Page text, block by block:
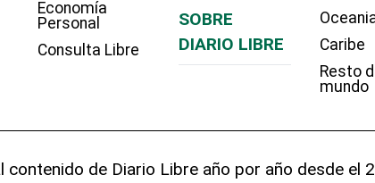
Economía
Personal
Consulta Libre
SOBRE
DIARIO LIBRE
Caribe
Resto
mundo
contenido de Diario Libre año por año desde el